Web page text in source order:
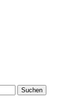
Suchen